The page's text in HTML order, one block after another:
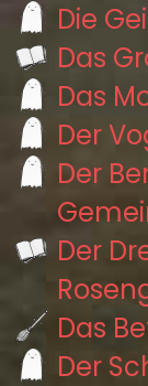
Die
Das
Das
Der
Der
Der
Das
Der